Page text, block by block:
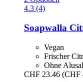
4.3 (4)
Soapwalla
Vegan
Frischer
Ohne
CHF 23.46 (CHF